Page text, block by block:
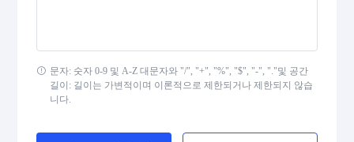
Standard 2 of 5
MSI Plessey (MSI Mod 10)
Pharmacode
문자: 숫자 0-9 및 A-Z 대문자와 "/", "+", "%", "$", "-", "."및 공간
길이: 길이는 가변적이며 이론적으로 제한되거나 제한되지 않습
니다.